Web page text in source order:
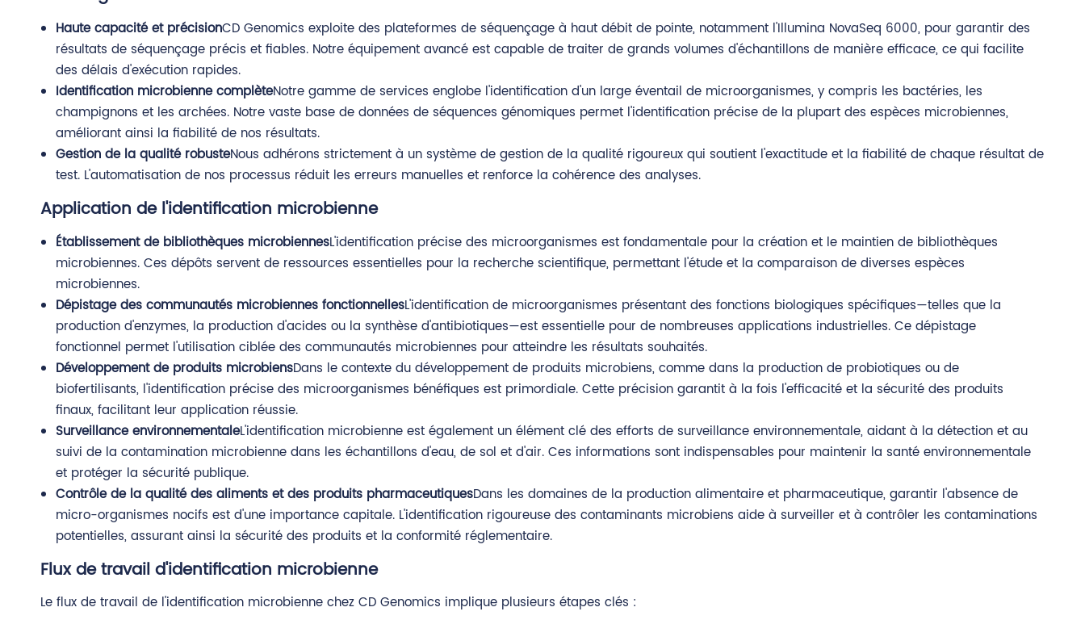
Haute capacité et précisionCD Genomics exploite des plateformes de séquençage à haut débit de pointe, notamment l'Illumina NovaSeq 6000, pour garantir des
résultats de séquençage précis et fiables. Notre équipement avancé est capable de traiter de grands volumes d'échantillons de manière efficace, ce qui facilite
des délais d'exécution rapides.
Identification microbienne complèteNotre gamme de services englobe l'identification d'un large éventail de microorganismes, y compris les bactéries, les
champignons et les archées. Notre vaste base de données de séquences génomiques permet l'identification précise de la plupart des espèces microbiennes,
améliorant ainsi la fiabilité de nos résultats.
Gestion de la qualité robusteNous adhérons strictement à un système de gestion de la qualité rigoureux qui soutient l'exactitude et la fiabilité de chaque résultat de
test. L'automatisation de nos processus réduit les erreurs manuelles et renforce la cohérence des analyses.
Application de l'identification microbienne
Établissement de bibliothèques microbiennesL'identification précise des microorganismes est fondamentale pour la création et le maintien de bibliothèques
microbiennes. Ces dépôts servent de ressources essentielles pour la recherche scientifique, permettant l'étude et la comparaison de diverses espèces
microbiennes.
Dépistage des communautés microbiennes fonctionnellesL'identification de microorganismes présentant des fonctions biologiques spécifiques—telles que la
production d'enzymes, la production d'acides ou la synthèse d'antibiotiques—est essentielle pour de nombreuses applications industrielles. Ce dépistage
fonctionnel permet l'utilisation ciblée des communautés microbiennes pour atteindre les résultats souhaités.
Développement de produits microbiensDans le contexte du développement de produits microbiens, comme dans la production de probiotiques ou de
biofertilisants, l'identification précise des microorganismes bénéfiques est primordiale. Cette précision garantit à la fois l'efficacité et la sécurité des produits
finaux, facilitant leur application réussie.
Surveillance environnementaleL'identification microbienne est également un élément clé des efforts de surveillance environnementale, aidant à la détection et au
suivi de la contamination microbienne dans les échantillons d'eau, de sol et d'air. Ces informations sont indispensables pour maintenir la santé environnementale
et protéger la sécurité publique.
Contrôle de la qualité des aliments et des produits pharmaceutiquesDans les domaines de la production alimentaire et pharmaceutique, garantir l'absence de
micro-organismes nocifs est d'une importance capitale. L'identification rigoureuse des contaminants microbiens aide à surveiller et à contrôler les contaminations
potentielles, assurant ainsi la sécurité des produits et la conformité réglementaire.
Flux de travail d'identification microbienne
Le flux de travail de l'identification microbienne chez CD Genomics implique plusieurs étapes clés :